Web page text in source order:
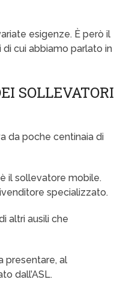
esigenze. È però il
cui abbiamo parlato in
SOLLEVATORI
da poche centinaia di
il sollevatore mobile.
specializzato.
altri ausili che
presentare, al
dall’ASL.